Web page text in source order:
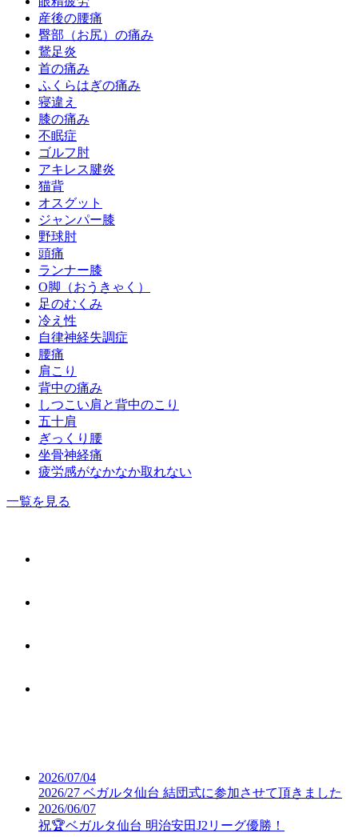
産後の腰痛
臀部（お尻）の痛み
鵞足炎
首の痛み
ふくらはぎの痛み
寝違え
膝の痛み
不眠症
ゴルフ肘
アキレス腱炎
猫背
オスグット
ジャンパー膝
野球肘
頭痛
ランナー膝
O脚（おうきゃく）
足のむくみ
冷え性
自律神経失調症
腰痛
肩こり
背中の痛み
しつこい肩と背中のこり
五十肩
ぎっくり腰
坐骨神経痛
疲労感がなかなか取れない
一覧を見る
2026/07/04
2026/27 ベガルタ仙台 結団式に参加させて頂きました
2026/06/07
祝🏆ベガルタ仙台 明治安田J2リーグ優勝！